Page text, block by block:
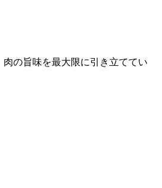
の旨味を最大限に引き立ててい